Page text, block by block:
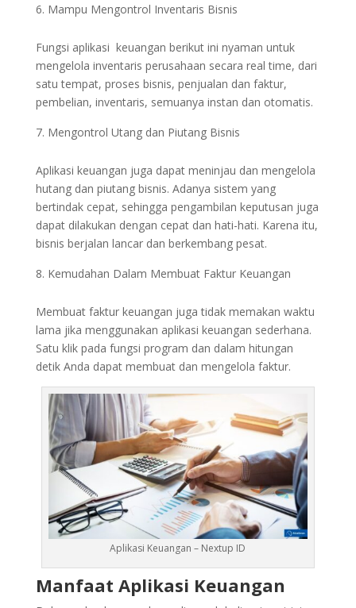
Mampu Mengontrol Inventaris Bisnis
Fungsi aplikasi keuangan berikut ini nyaman untuk
mengelola inventaris perusahaan secara real time, dari
satu tempat, proses bisnis, penjualan dan faktur,
pembelian, inventaris, semuanya instan dan otomatis.
Mengontrol Utang dan Piutang Bisnis
Aplikasi keuangan juga dapat meninjau dan mengelola
hutang dan piutang bisnis. Adanya sistem yang
bertindak cepat, sehingga pengambilan keputusan juga
dapat dilakukan dengan cepat dan hati-hati. Karena itu,
bisnis berjalan lancar dan berkembang pesat.
Kemudahan Dalam Membuat Faktur Keuangan
Membuat faktur keuangan juga tidak memakan waktu
lama jika menggunakan aplikasi keuangan sederhana.
Satu klik pada fungsi program dan dalam hitungan
detik Anda dapat membuat dan mengelola faktur.
Aplikasi Keuangan – Nextup ID
Manfaat Aplikasi Keuangan